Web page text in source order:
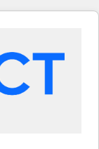
to deliver
• AI voice
and smart
•
• Website